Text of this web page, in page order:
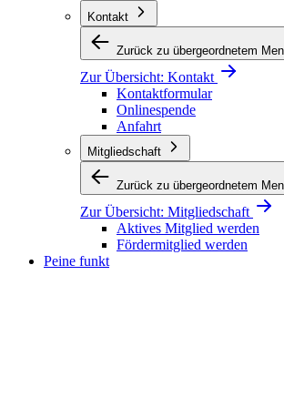
Kontakt
Zurück zu übergeordnetem
Zur Übersicht: Kontakt
Kontaktformular
Onlinespende
Anfahrt
Mitgliedschaft
Zurück zu übergeordnetem
Zur Übersicht: Mitgliedschaft
Aktives Mitglied werden
Fördermitglied werden
Peine funkt